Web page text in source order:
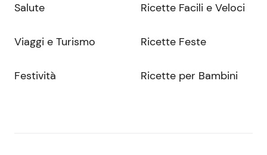
Salute
Viaggi e Turismo
Festività
Ricette Facili e Veloci
Ricette Feste
Ricette per Bambini